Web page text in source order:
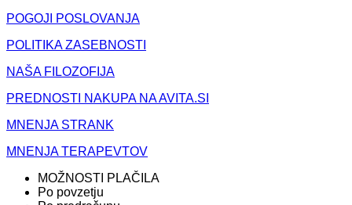
POGOJI POSLOVANJA
POLITIKA ZASEBNOSTI
NAŠA FILOZOFIJA
PREDNOSTI NAKUPA NA AVITA.SI
MNENJA STRANK
MNENJA TERAPEVTOV
MOŽNOSTI PLAČILA
Po povzetju